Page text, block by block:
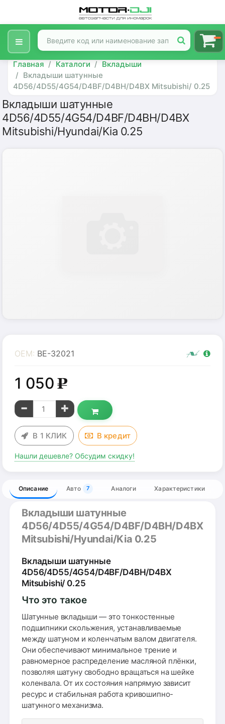
Главная Каталоги
Вкладыши
Вкладыши шатунные
4D56/4D55/4G54/D4BF/D4BH/D4BX Mitsubishi/ 0.25
Вкладыши шатунные
4D56/4D55/4G54/D4BF/D4BH/D4BX
Mitsubishi/Hyundai/Kia 0.25
OEM: BE-32021
1 050g
В 1 КЛИК В кредит
Нашли дешевле? Обсудим скидку!
Описание Авто 7 Аналоги Характеристики
Вкладыши шатунные
4D56/4D55/4G54/D4BF/D4BH/D4BX
Mitsubishi/Hyundai/Kia 0.25
Вкладыши шатунные
4D56/4D55/4G54/D4BF/D4BH/D4BX
Mitsubishi/ 0.25
Что это такое
Шатунные вкладыши — это тонкостенные
подшипники скольжения, устанавливаемые
между шатуном и коленчатым валом двигателя.
Они обеспечивают минимальное трение и
равномерное распределение масляной плёнки,
позволяя шатуну свободно вращаться на шейке
коленвала. От их состояния напрямую зависит
ресурс и стабильная работа кривошипно-
шатунного механизма.